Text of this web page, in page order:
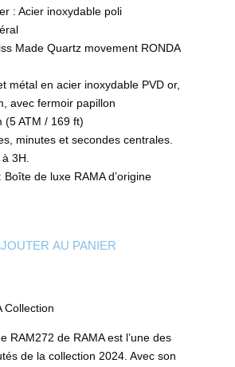
: Acier inoxydable poli
Made Quartz movement RONDA
métal en acier inoxydable PVD or,
avec fermoir papillon
(5 ATM / 169 ft)
minutes et secondes centrales.
3H.
de luxe RAMA d’origine
AU PANIER
Collection
RAM272 de RAMA est l’une des
de la collection 2024. Avec son